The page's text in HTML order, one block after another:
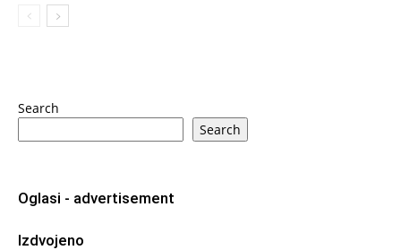
Search
Search
Oglasi - advertisement
Izdvojeno